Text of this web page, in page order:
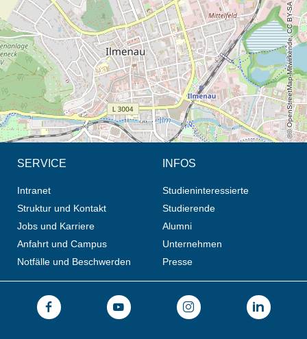
© OpenStreetMap-Mitwirkende, CC BY-SA
SERVICE
Intranet
Struktur und Kontakt
Jobs und Karriere
Anfahrt und Campus
Notfälle und Beschwerden
INFOS
Studieninteressierte
Studierende
Alumni
Unternehmen
Presse